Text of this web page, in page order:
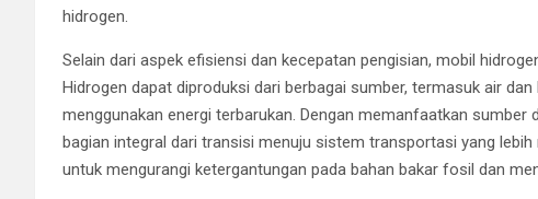
hidrogen.
Selain dari aspek efisiensi dan kecepatan pengisian, mobil
Hidrogen dapat diproduksi dari berbagai sumber, termasuk air
menggunakan energi terbarukan. Dengan memanfaatkan sumber
bagian integral dari transisi menuju sistem transportasi yang
untuk mengurangi ketergantungan pada bahan bakar fosil dan